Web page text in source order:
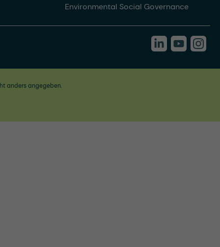
Environmental Social Governance
anders angegeben.